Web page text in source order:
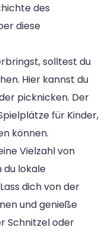
des
diese
solltest du
Hier kannst du
picknicken. Der
für Kinder,
können.
Vielzahl von
du lokale
dich von der
und genieße
Schnitzel oder